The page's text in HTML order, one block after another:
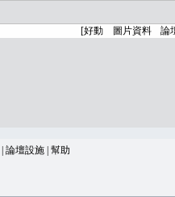
論壇設施 幫助